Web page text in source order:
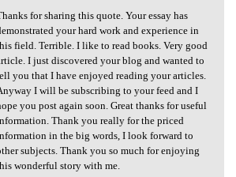
for sharing this quote
for sharing this quote. Your essay has
your hard work and experience in
field. Terrible. I like to read books. Very good
I just discovered your blog and wanted to
you that I have enjoyed reading your articles.
I will be subscribing to your feed and I
you post again soon. Great thanks for useful
Thank you really for the priced
in the big words, I look forward to
subjects. Thank you so much for enjoying
wonderful story with me.